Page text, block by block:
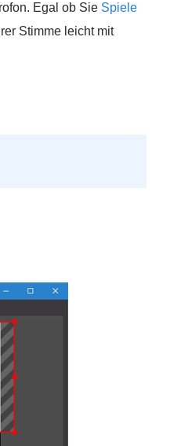
Egal ob Sie Spiele
Stimme leicht mit